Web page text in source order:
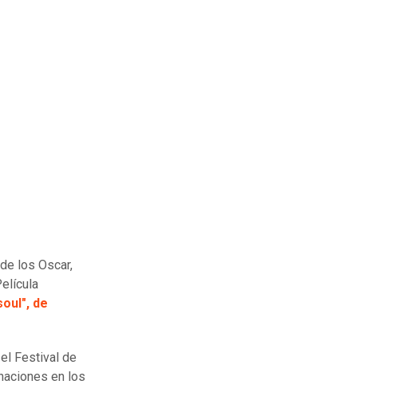
los Oscar,
de
Festival de
en los